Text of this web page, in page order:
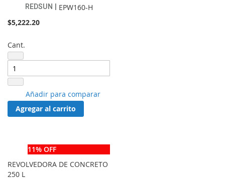
REDSUN
EPW160-H
$5,222.20
Cant.
Añadir
a
lista
Añadir para comparar
Agregar al carrito
11% OFF
REVOLVEDORA DE CONCRETO
250 L